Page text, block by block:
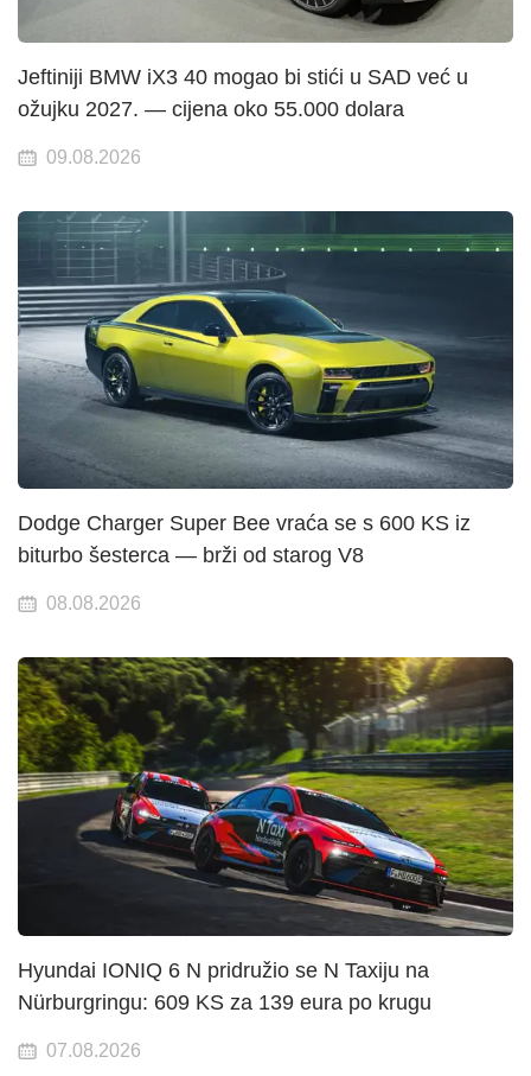
Jeftiniji BMW iX3 40 mogao bi stići u SAD već u
ožujku 2027. — cijena oko 55.000 dolara
09.08.2026
Dodge Charger Super Bee vraća se s 600 KS iz
biturbo šesterca — brži od starog V8
08.08.2026
Hyundai IONIQ 6 N pridružio se N Taxiju na
Nürburgringu: 609 KS za 139 eura po krugu
07.08.2026